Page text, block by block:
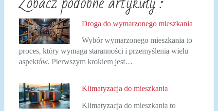
Droga do wymarzonego mieszkania
Wybór wymarzonego mieszkania to
proces, który wymaga staranności i przemyślenia wielu
aspektów. Pierwszym krokiem jest…
Klimatyzacja do mieszkania
Klimatyzacja do mieszkania to